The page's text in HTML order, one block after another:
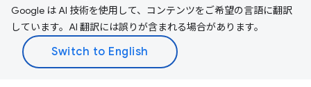
Google は AI 技術を使用して、コンテンツをご希望の言語に翻訳
しています。AI 翻訳には誤りが含まれる場合があります。